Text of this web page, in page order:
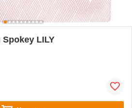
LILY